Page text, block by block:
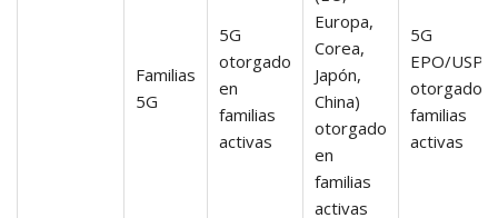
Familias
5G
5G
otorgado
en
familias
activas
Europa,
Corea,
Japón,
China)
otorgado
en
familias
activas
5G
EPO/
otorgado
familias
activas